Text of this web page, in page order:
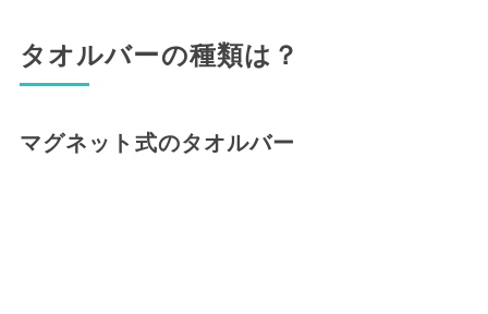
タオルバーの種類は？
マグネット式のタオルバー